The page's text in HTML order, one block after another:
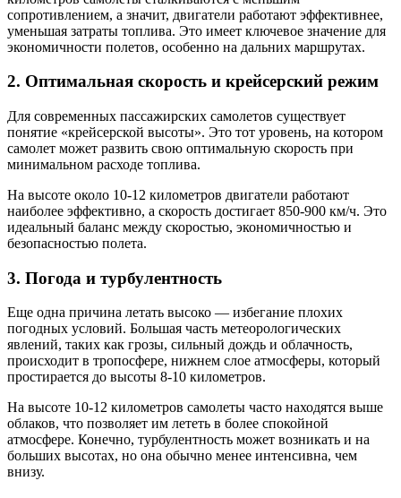
сопротивлением, а значит, двигатели работают эффективнее,
уменьшая затраты топлива. Это имеет ключевое значение для
экономичности полетов, особенно на дальних маршрутах.
2. Оптимальная скорость и крейсерский режим
Для современных пассажирских самолетов существует
понятие «крейсерской высоты». Это тот уровень, на котором
самолет может развить свою оптимальную скорость при
минимальном расходе топлива.
На высоте около 10-12 километров двигатели работают
наиболее эффективно, а скорость достигает 850-900 км/ч. Это
идеальный баланс между скоростью, экономичностью и
безопасностью полета.
3. Погода и турбулентность
Еще одна причина летать высоко — избегание плохих
погодных условий. Большая часть метеорологических
явлений, таких как грозы, сильный дождь и облачность,
происходит в тропосфере, нижнем слое атмосферы, который
простирается до высоты 8-10 километров.
На высоте 10-12 километров самолеты часто находятся выше
облаков, что позволяет им лететь в более спокойной
атмосфере. Конечно, турбулентность может возникать и на
больших высотах, но она обычно менее интенсивна, чем
внизу.